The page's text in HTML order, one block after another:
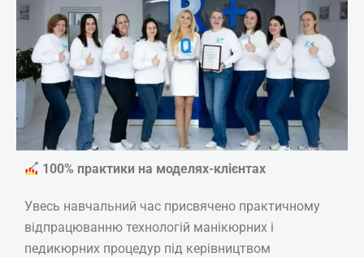
Майстер манікюру – універсал
Online | Offline
₴5185
Детальніше
100% практики на моделях-клієнтах
Увесь навчальний час присвячено практичному
відпрацюванню технологій манікюрних і
педикюрних процедур під керівництвом